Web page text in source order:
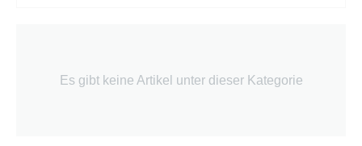
Es gibt keine Artikel unter dieser Kategorie